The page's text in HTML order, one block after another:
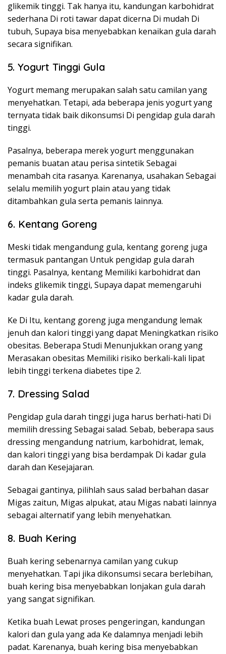
glikemik tinggi. Tak hanya itu, kandungan karbohidrat
sederhana Di roti tawar dapat dicerna Di mudah Di
tubuh, Supaya bisa menyebabkan kenaikan gula darah
secara signifikan.
5. Yogurt Tinggi Gula
Yogurt memang merupakan salah satu camilan yang
menyehatkan. Tetapi, ada beberapa jenis yogurt yang
ternyata tidak baik dikonsumsi Di pengidap gula darah
tinggi.
Pasalnya, beberapa merek yogurt menggunakan
pemanis buatan atau perisa sintetik Sebagai
menambah cita rasanya. Karenanya, usahakan Sebagai
selalu memilih yogurt plain atau yang tidak
ditambahkan gula serta pemanis lainnya.
6. Kentang Goreng
Meski tidak mengandung gula, kentang goreng juga
termasuk pantangan Untuk pengidap gula darah
tinggi. Pasalnya, kentang Memiliki karbohidrat dan
indeks glikemik tinggi, Supaya dapat memengaruhi
kadar gula darah.
Ke Di Itu, kentang goreng juga mengandung lemak
jenuh dan kalori tinggi yang dapat Meningkatkan risiko
obesitas. Beberapa Studi Menunjukkan orang yang
Merasakan obesitas Memiliki risiko berkali-kali lipat
lebih tinggi terkena diabetes tipe 2.
7. Dressing Salad
Pengidap gula darah tinggi juga harus berhati-hati Di
memilih dressing Sebagai salad. Sebab, beberapa saus
dressing mengandung natrium, karbohidrat, lemak,
dan kalori tinggi yang bisa berdampak Di kadar gula
darah dan Kesejajaran.
Sebagai gantinya, pilihlah saus salad berbahan dasar
Migas zaitun, Migas alpukat, atau Migas nabati lainnya
sebagai alternatif yang lebih menyehatkan.
8. Buah Kering
Buah kering sebenarnya camilan yang cukup
menyehatkan. Tapi jika dikonsumsi secara berlebihan,
buah kering bisa menyebabkan lonjakan gula darah
yang sangat signifikan.
Ketika buah Lewat proses pengeringan, kandungan
kalori dan gula yang ada Ke dalamnya menjadi lebih
padat. Karenanya, buah kering bisa menyebabkan